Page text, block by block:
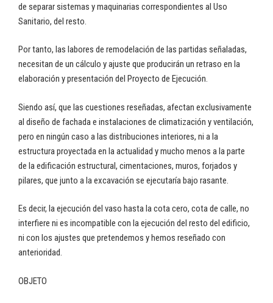
de separar sistemas y maquinarias correspondientes al Uso
Sanitario, del resto.
Por tanto, las labores de remodelación de las partidas señaladas,
necesitan de un cálculo y ajuste que producirán un retraso en la
elaboración y presentación del Proyecto de Ejecución.
Siendo así, que las cuestiones reseñadas, afectan exclusivamente
al diseño de fachada e instalaciones de climatización y ventilación,
pero en ningún caso a las distribuciones interiores, ni a la
estructura proyectada en la actualidad y mucho menos a la parte
de la edificación estructural, cimentaciones, muros, forjados y
pilares, que junto a la excavación se ejecutaría bajo rasante.
Es decir, la ejecución del vaso hasta la cota cero, cota de calle, no
interfiere ni es incompatible con la ejecución del resto del edificio,
ni con los ajustes que pretendemos y hemos reseñado con
anterioridad.
OBJETO